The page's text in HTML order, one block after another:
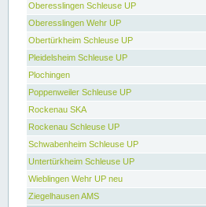
Oberesslingen Schleuse UP
Oberesslingen Wehr UP
Obertürkheim Schleuse UP
Pleidelsheim Schleuse UP
Plochingen
Poppenweiler Schleuse UP
Rockenau SKA
Rockenau Schleuse UP
Schwabenheim Schleuse UP
Untertürkheim Schleuse UP
Wieblingen Wehr UP neu
Ziegelhausen AMS